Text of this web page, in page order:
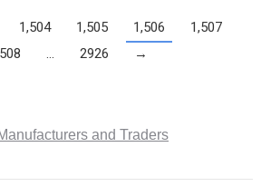
1,504 1,505 1,506
1,507
… 2926 →
and Traders